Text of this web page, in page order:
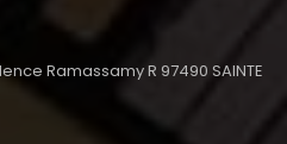
Ramassamy R 97490 SAINTE